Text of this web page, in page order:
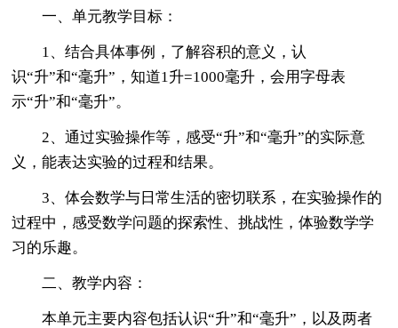
一、单元教学目标：
1、结合具体事例，了解容积的意义，认
识“升”和“毫升”，知道1升=1000毫升，会用字母表
示“升”和“毫升”。
2、通过实验操作等，感受“升”和“毫升”的实际意
义，能表达实验的过程和结果。
3、体会数学与日常生活的密切联系，在实验操作的
过程中，感受数学问题的探索性、挑战性，体验数学学
习的乐趣。
二、教学内容：
本单元主要内容包括认识“升”和“毫升”，以及两者